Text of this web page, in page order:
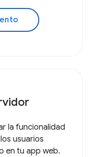
la funcionalidad
usuarios
en tu app web.